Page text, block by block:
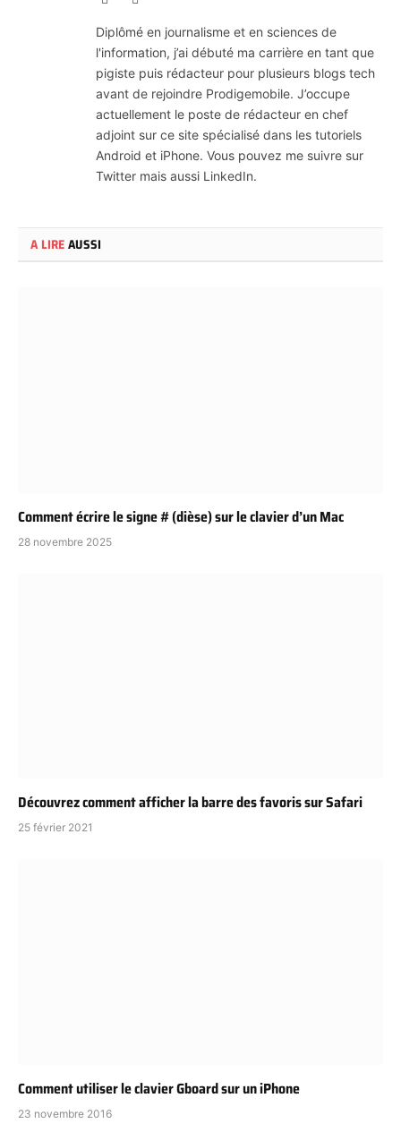
Diplômé en journalisme et en sciences de
l'information, j’ai débuté ma carrière en tant que
pigiste puis rédacteur pour plusieurs blogs tech
avant de rejoindre Prodigemobile. J’occupe
actuellement le poste de rédacteur en chef
adjoint sur ce site spécialisé dans les tutoriels
Android et iPhone. Vous pouvez me suivre sur
Twitter mais aussi LinkedIn.
A LIREAUSSI
Comment écrire le signe # (dièse) sur le clavier d’un Mac
28 novembre 2025
Découvrez comment afficher la barre des favoris sur Safari
25 février 2021
Comment utiliser le clavier Gboard sur un iPhone
23 novembre 2016